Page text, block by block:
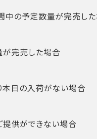
中の予定数量が完売し
完売した場合
日の入荷がない場合
供ができない場合